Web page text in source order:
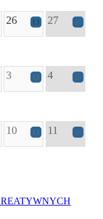
26 13 27 31
3 13 4 20
10 13 11 24